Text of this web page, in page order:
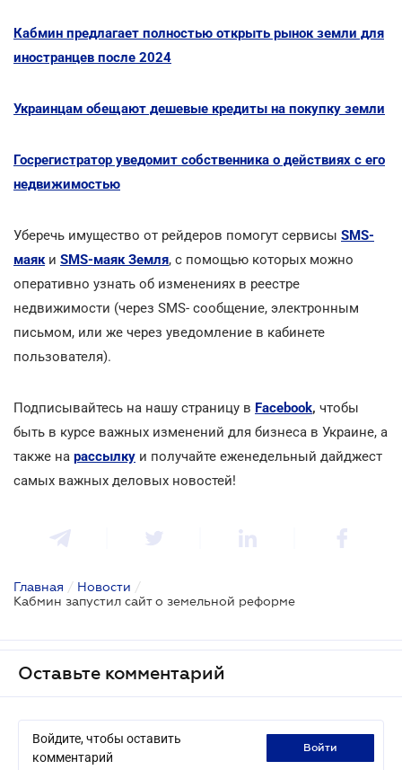
Кабмин предлагает полностью открыть рынок земли для
иностранцев после 2024
Украинцам обещают дешевые кредиты на покупку земли
Госрегистратор уведомит собственника о действиях с его
недвижимостью
Уберечь имущество от рейдеров помогут сервисы SMS-
маяки SMS-маяк Земля, с помощью которых можно
оперативно узнать об изменениях в реестре
недвижимости (через SMS- сообщение, электронным
письмом, или же через уведомление в кабинете
пользователя).
Подписывайтесь на нашу страницу в Facebook, чтобы
быть в курсе важных изменений для бизнеса в Украине, а
также на рассылку и получайте еженедельный дайджест
самых важных деловых новостей!
Главная / Новости /
Кабмин запустил сайт о земельной реформе
Оставьте комментарий
Войдите, чтобы оставить
комментарий
войти